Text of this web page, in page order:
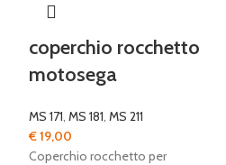
coperchio rocchetto
motosega
MS 171, MS 181, MS 211
€19,00
Coperchio rocchetto per